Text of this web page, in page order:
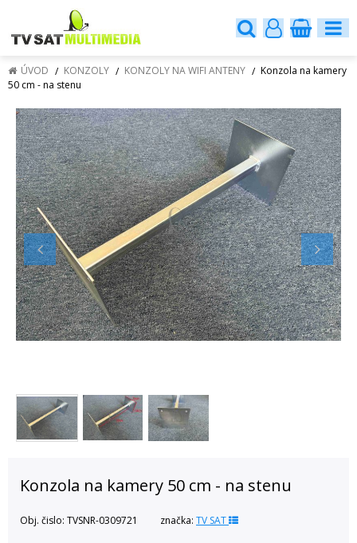
ÚVOD KONZOLY KONZOLY NA WIFI ANTENY
Konzola na kamery
50 cm - na stenu
Konzola na kamery 50 cm - na stenu
Obj. čislo: TVSNR-0309721 značka: TV SAT